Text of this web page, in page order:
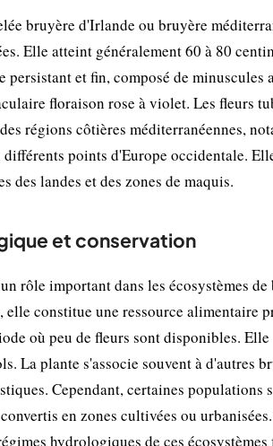
bruyère d'Irlande ou bruyère
Elle atteint généralement 60 à 80
persistant et fin, composé de
floraison rose à violet. Les fleurs
régions côtières méditerranéennes,
différents points d'Europe occidentale.
des landes et des zones de maquis.
et conservation
rôle important dans les écosystèmes
constitue une ressource alimentaire
où peu de fleurs sont disponibles.
La plante s'associe souvent à d'autres
Cependant, certaines populations
en zones cultivées ou
hydrologiques de ces